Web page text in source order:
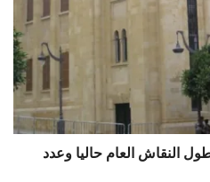
النقاش العام حاليا وعدد